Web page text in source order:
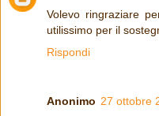
Volevo ringraziare
utilissimo per il
Rispondi
Anonimo 27 ottobre